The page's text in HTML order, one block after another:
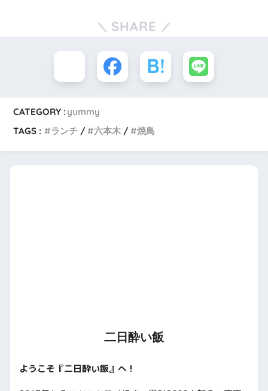
SHARE
CATEGORY : yummy
TAGS :
ランチ 六本木 焼鳥
二日酔い飯
ようこそ『二日酔い飯』へ！